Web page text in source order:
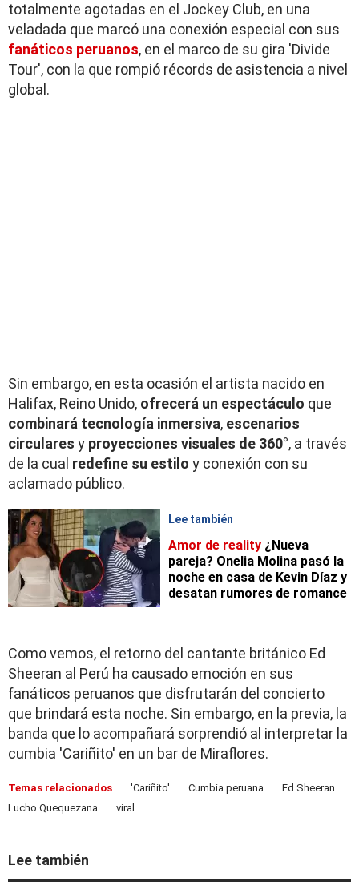
totalmente agotadas en el Jockey Club, en una
veladada que marcó una conexión especial con sus
fanáticos peruanos, en el marco de su gira 'Divide
Tour', con la que rompió récords de asistencia a nivel
global.
Sin embargo, en esta ocasión el artista nacido en
Halifax, Reino Unido, ofrecerá un espectáculo que
combinará tecnología inmersiva, escenarios
circulares y proyecciones visuales de 360°, a través
de la cual redefine su estilo y conexión con su
aclamado público.
Lee también
Amor de reality ¿Nueva
pareja? Onelia Molina pasó la
noche en casa de Kevin Díaz y
desatan rumores de romance
Como vemos, el retorno del cantante británico Ed
Sheeran al Perú ha causado emoción en sus
fanáticos peruanos que disfrutarán del concierto
que brindará esta noche. Sin embargo, en la previa, la
banda que lo acompañará sorprendió al interpretar la
cumbia 'Cariñito' en un bar de Miraflores.
Temas relacionados 'Cariñito' Cumbia peruana
Ed Sheeran
Lucho Quequezana
viral
Lee también